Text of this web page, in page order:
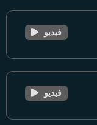
فيديو
فيديو